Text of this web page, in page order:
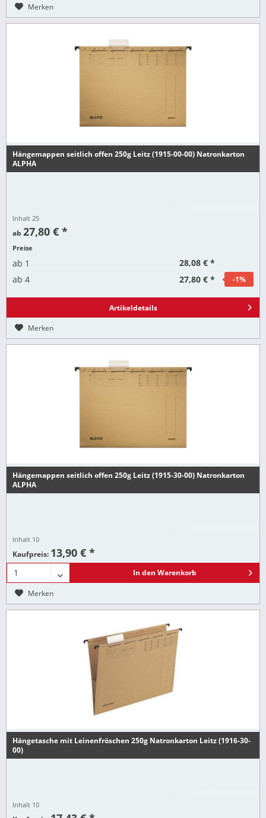
Merken
Hängemappen seitlich offen 250g Leitz (1915-00-00) Natronkarton
ALPHA
Inhalt25
ab27,80 € *
Preise
ab 1
28,08 € *
ab 4 27,80 € * -1%
Artikeldetails
Merken
Hängemappen seitlich offen 250g Leitz (1915-30-00) Natronkarton
ALPHA
Inhalt 10
Kaufpreis: 13,90 € *
In den Warenkorb
Merken
Hängetasche mit Leinenfröschen 250g Natronkarton Leitz (1916-30-
00)
Inhalt 10